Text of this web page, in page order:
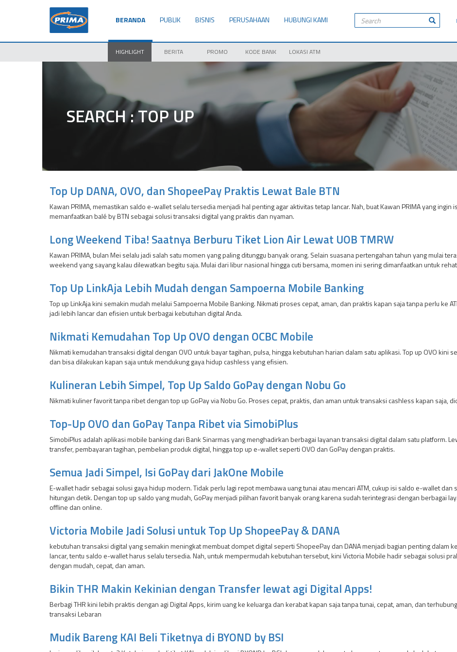
BERANDA PUBLIK BISNIS PERUSAHAAN HUBUNGI KAMI
HIGHLIGHT BERITA PROMO KODE BANK LOKASI ATM
SEARCH : TOP UP
Top Up DANA, OVO, dan ShopeePay Praktis Lewat Bale BTN
Kawan PRIMA, memastikan saldo e-wallet selalu tersedia menjadi hal penting agar aktivitas tetap lancar. Nah, buat Kawan PRIMA yang
memanfaatkan balé by BTN sebagai solusi transaksi digital yang praktis dan nyaman.
Long Weekend Tiba! Saatnya Berburu Tiket Lion Air Lewat UOB TMRW
Kawan PRIMA, bulan Mei selalu jadi salah satu momen yang paling ditunggu banyak orang. Selain suasana pertengahan tahun yang mulai
weekend yang sayang kalau dilewatkan begitu saja. Mulai dari libur nasional hingga cuti bersama, momen ini sering dimanfaatkan untuk
Top Up LinkAja Lebih Mudah dengan Sampoerna Mobile Banking
Top up LinkAja kini semakin mudah melalui Sampoerna Mobile Banking. Nikmati proses cepat, aman, dan praktis kapan saja tanpa perlu ke
jadi lebih lancar dan efisien untuk berbagai kebutuhan digital Anda.
Nikmati Kemudahan Top Up OVO dengan OCBC Mobile
Nikmati kemudahan transaksi digital dengan OVO untuk bayar tagihan, pulsa, hingga kebutuhan harian dalam satu aplikasi. Top up OVO kini
dan bisa dilakukan kapan saja untuk mendukung gaya hidup cashless yang efisien.
Kulineran Lebih Simpel, Top Up Saldo GoPay dengan Nobu Go
Nikmati kuliner favorit tanpa ribet dengan top up GoPay via Nobu Go. Proses cepat, praktis, dan aman untuk transaksi cashless kapan saja,
Top-Up OVO dan GoPay Tanpa Ribet via SimobiPlus
SimobiPlus adalah aplikasi mobile banking dari Bank Sinarmas yang menghadirkan berbagai layanan transaksi digital dalam satu platform.
transfer, pembayaran tagihan, pembelian produk digital, hingga top up e-wallet seperti OVO dan GoPay dengan praktis.
Semua Jadi Simpel, Isi GoPay dari JakOne Mobile
E-wallet hadir sebagai solusi gaya hidup modern. Tidak perlu lagi repot membawa uang tunai atau mencari ATM, cukup isi saldo e-wallet
hitungan detik. Dengan top up saldo yang mudah, GoPay menjadi pilihan favorit banyak orang karena sudah terintegrasi dengan berbagai
offline dan online.
Victoria Mobile Jadi Solusi untuk Top Up ShopeePay & DANA
kebutuhan transaksi digital yang semakin meningkat membuat dompet digital seperti ShopeePay dan DANA menjadi bagian penting dalam
lancar, tentu saldo e-wallet harus selalu tersedia. Nah, untuk mempermudah kebutuhan tersebut, kini Victoria Mobile hadir sebagai solusi
dengan mudah, cepat, dan aman.
Bikin THR Makin Kekinian dengan Transfer lewat agi Digital Apps!
Berbagi THR kini lebih praktis dengan agi Digital Apps, kirim uang ke keluarga dan kerabat kapan saja tanpa tunai, cepat, aman, dan
transaksi Lebaran
Mudik Bareng KAI Beli Tiketnya di BYOND by BSI